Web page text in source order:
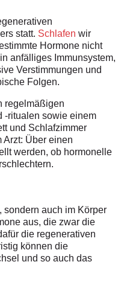
statt. Schlafen wir
Hormone nicht
anfälliges Immunsystem,
Verstimmungen und
Folgen.
regelmäßigen
-ritualen sowie einem
und Schlafzimmer
Arzt: Über einen
werden, ob hormonelle
sondern auch im Körper
aus, die zwar die
die regenerativen
können die
und so auch das